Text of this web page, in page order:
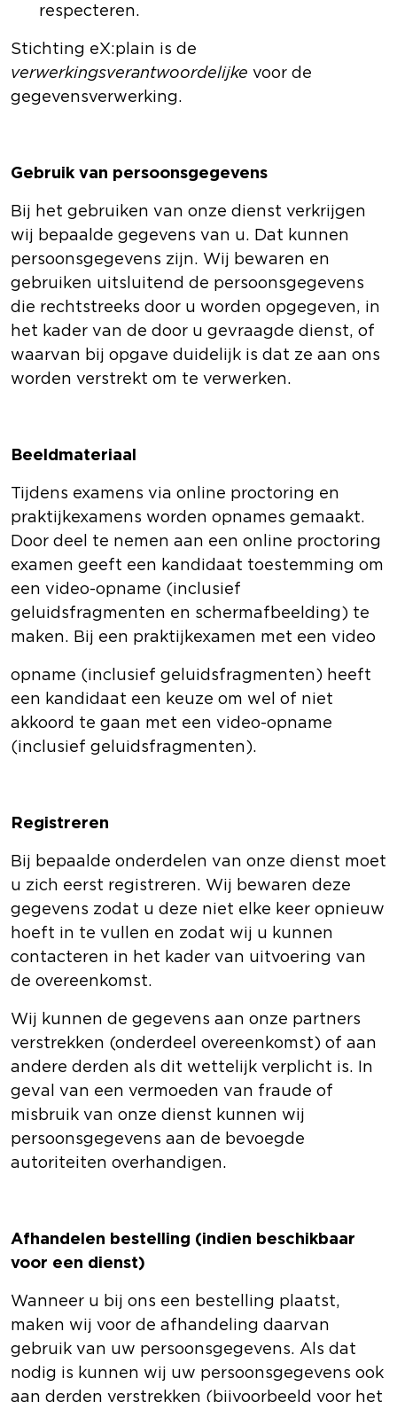
respecteren.
Stichting eX:plain is de
verwerkingsverantwoordelijke voor de
gegevensverwerking.
Gebruik van persoonsgegevens
Bij het gebruiken van onze dienst verkrijgen
wij bepaalde gegevens van u. Dat kunnen
persoonsgegevens zijn. Wij bewaren en
gebruiken uitsluitend de persoonsgegevens
die rechtstreeks door u worden opgegeven, in
het kader van de door u gevraagde dienst, of
waarvan bij opgave duidelijk is dat ze aan ons
worden verstrekt om te verwerken.
Beeldmateriaal
Tijdens examens via online proctoring en
praktijkexamens worden opnames gemaakt.
Door deel te nemen aan een online proctoring
examen geeft een kandidaat toestemming om
een video-opname (inclusief
geluidsfragmenten en schermafbeelding) te
maken. Bij een praktijkexamen met een video
opname (inclusief geluidsfragmenten) heeft
een kandidaat een keuze om wel of niet
akkoord te gaan met een video-opname
(inclusief geluidsfragmenten).
Registreren
Bij bepaalde onderdelen van onze dienst moet
u zich eerst registreren. Wij bewaren deze
gegevens zodat u deze niet elke keer opnieuw
hoeft in te vullen en zodat wij u kunnen
contacteren in het kader van uitvoering van
de overeenkomst.
Wij kunnen de gegevens aan onze partners
verstrekken (onderdeel overeenkomst) of aan
andere derden als dit wettelijk verplicht is. In
geval van een vermoeden van fraude of
misbruik van onze dienst kunnen wij
persoonsgegevens aan de bevoegde
autoriteiten overhandigen.
Afhandelen bestelling (indien beschikbaar
voor een dienst)
Wanneer u bij ons een bestelling plaatst,
maken wij voor de afhandeling daarvan
gebruik van uw persoonsgegevens. Als dat
nodig is kunnen wij uw persoonsgegevens ook
aan derden verstrekken (bijvoorbeeld voor het